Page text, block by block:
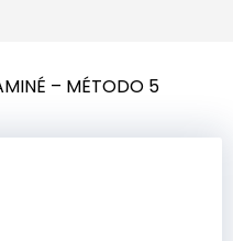
– MÉTODO 5